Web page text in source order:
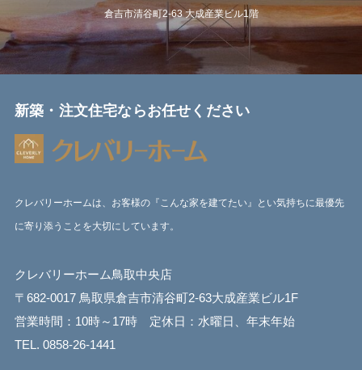
倉吉市清谷町2-63 大成産業ビル1階
新築・注文住宅ならお任せください
クレバリーホームは、お客様の『こんな家を建てたい』とい気持ちに最優先
に寄り添うことを大切にしています。
クレバリーホーム鳥取中央店
〒682-0017 鳥取県倉吉市清谷町2-63大成産業ビル1F
営業時間：10時～17時 定休日：水曜日、年末年始
TEL. 0858-26-1441